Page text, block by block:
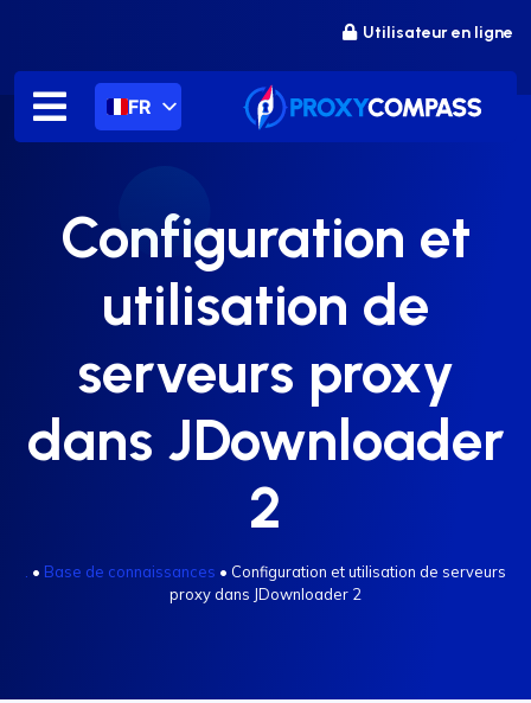
contenu
Utilisateur en ligne
FR
Configuration et
utilisation de
serveurs proxy
dans JDownloader
2
• Base de connaissances • Configuration et utilisation de serveurs
proxy dans JDownloader 2